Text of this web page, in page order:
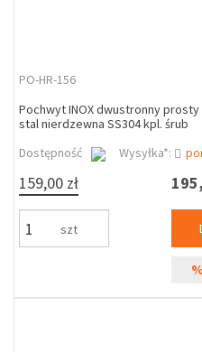
PO-HR-156
Pochwyt INOX dwustronny
stal nierdzewna SS304 kpl. śrub
Dostępność
Wysyłka*:
159,00 zł
szt